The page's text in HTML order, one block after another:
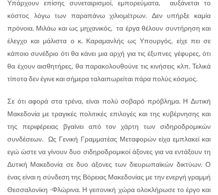
Υπάρχουν επίσης συνεταιρισμοί, εμπορεύματα, αυξάνεται το
κόστος λόγω των παραπάνω χιλιομέτρων. Δεν υπήρξε καμία
πρόνοια. Μιλάω και ως μηχανικός, τα έργα θέλουν συντήρηση και
έλεγχο και μάλιστα ο κ. Καραμανλής ως Υπουργός, είχε πει σε
κάποιο συνέδριο ότι θα κάνει μια αρχή για τις έξυπνες γέφυρες, ότι
θα έχουν αισθητήρες, θα παρακολουθούνε τις κινήσεις κλπ. Τελικά
τίποτα δεν έγινε και σήμερα ταλαιπωρείται πάρα πολύς κόσμος.
Σε ότι αφορά στα τρένα, είναι πολύ σοβαρό πρόβλημα. Η Δυτική
Μακεδονία με τραγικές πολιτικές επιλογές και της κυβέρνησης και
της περιφέρειας βγαίνει από τον χάρτη των σιδηροδρομικών
συνδέσεων. Ως Γενική Γραμματέας Μεταφορών είχα εμπλακεί και
εγώ ώστε να γίνουν δυο σιδηροδρομικοί άξονες για να εντάξουν τη
Δυτική Μακεδονία σε δυο άξονες των διευρωπαϊκών δικτύων. Ο
ένας είναι η σύνδεση της Βόρειας Μακεδονίας με την ενεργή γραμμή
Θεσσαλονίκη -Φλώρινα. Η γειτονική χώρα ολοκλήρωσε το έργο και